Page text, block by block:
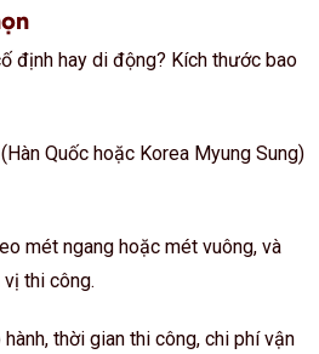
định hay di động? Kích thước bao
Quốc hoặc Korea Myung Sung)
mét ngang hoặc mét vuông, và
thi công.
thời gian thi công, chi phí vận